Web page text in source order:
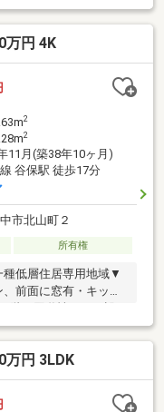
車場平置＋ビルトイ
して利用できる車庫あ
ム履歴ありキッチン
畳交換・フローリン
超過の為、 再建築
資料がない為、地下
万円 4K
2
2
11月(築38年10ヶ月)
谷保駅 徒歩17分
市北山町２
所有権
低層住居専用地域▼
前面に窓有・キッチ
3.7帖のグルニエ等、
第七小学校 徒歩4分
本物件は規定の建ぺ
あたり同規模の建築
お手伝いします
万円 3LDK